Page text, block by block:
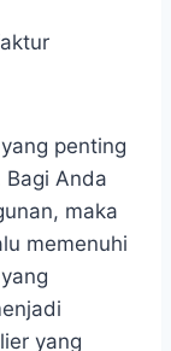
penting
Anda
maka
memenuhi
yang